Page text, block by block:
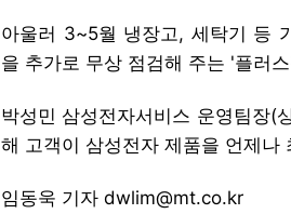
아울러 3~5월 냉장고, 세탁기 등
을 추가로 무상 점검해 주는 '플러
박성민 삼성전자서비스 운영팀장(
해 고객이 삼성전자 제품을 언제나
임동욱 기자 dwlim@mt.co.kr